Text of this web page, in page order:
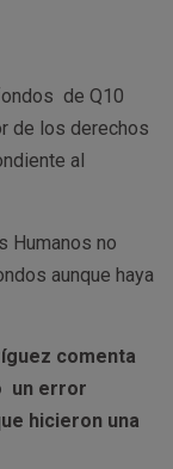
de Q10
de los derechos
al
Humanos no
aunque haya
comenta
un error
hicieron una